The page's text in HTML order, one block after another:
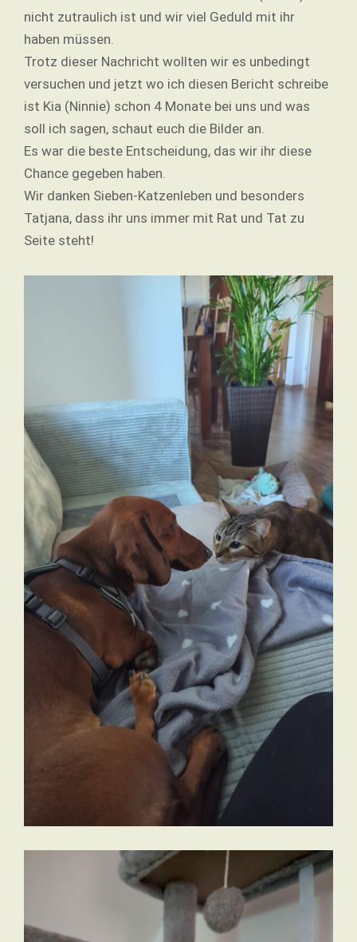
nicht zutraulich ist und wir viel Geduld mit ihr
haben müssen.
Trotz dieser Nachricht wollten wir es unbedingt
versuchen und jetzt wo ich diesen Bericht schreibe
ist Kia (Ninnie) schon 4 Monate bei uns und was
soll ich sagen, schaut euch die Bilder an.
Es war die beste Entscheidung, das wir ihr diese
Chance gegeben haben.
Wir danken Sieben-Katzenleben und besonders
Tatjana, dass ihr uns immer mit Rat und Tat zu
Seite steht!